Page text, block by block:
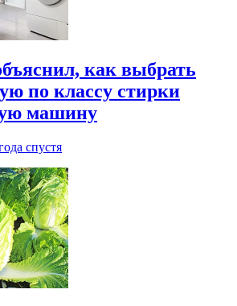
как выбрать
по классу стирки
машину
спустя